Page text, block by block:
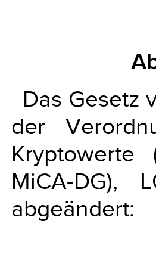
Das Gesetz
der
Kryptowerte
MiCA-
abgeändert: